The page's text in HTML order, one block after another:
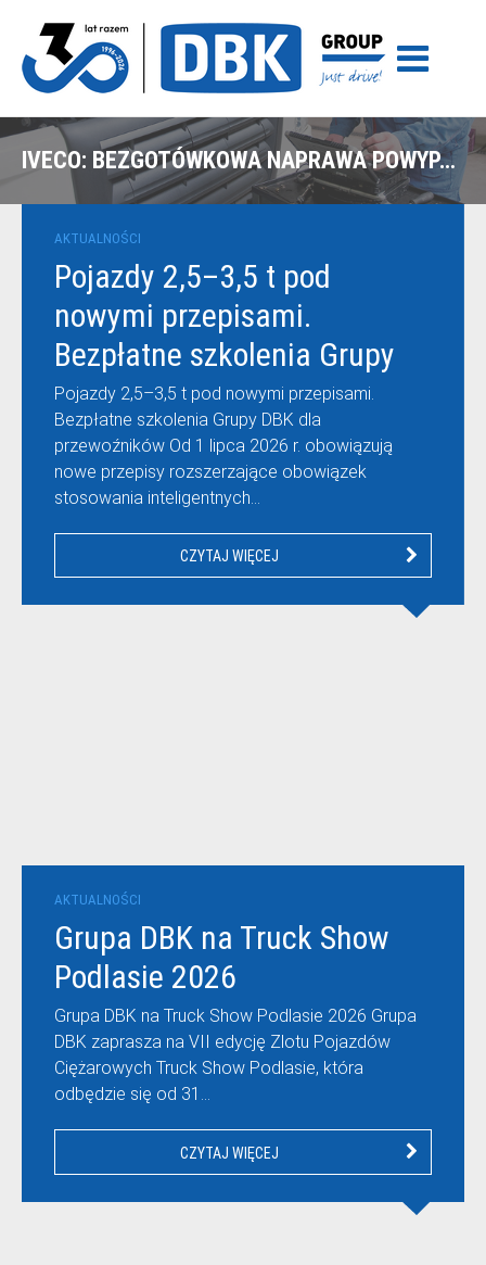
IVECO: BEZGOTÓWKOWA NAPRAWA POWYPADKOWA PO KOLIZJI DROGOWEJ – BIAŁYSTOK
AKTUALNOŚCI
Pojazdy 2,5–3,5 t pod
nowymi przepisami.
Bezpłatne szkolenia Grupy
DBK dla przewoźników
Pojazdy 2,5–3,5 t pod nowymi przepisami.
Bezpłatne szkolenia Grupy DBK dla
przewoźników Od 1 lipca 2026 r. obowiązują
nowe przepisy rozszerzające obowiązek
stosowania inteligentnych…
CZYTAJ WIĘCEJ
AKTUALNOŚCI
Grupa DBK na Truck Show
Podlasie 2026
Grupa DBK na Truck Show Podlasie 2026 Grupa
DBK zaprasza na VII edycję Zlotu Pojazdów
Ciężarowych Truck Show Podlasie, która
odbędzie się od 31…
CZYTAJ WIĘCEJ